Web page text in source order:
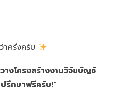
าครึ่งครับ
างโครงสร้างงานวิจัยบัญชี
รึกษาฟรีครับ!”